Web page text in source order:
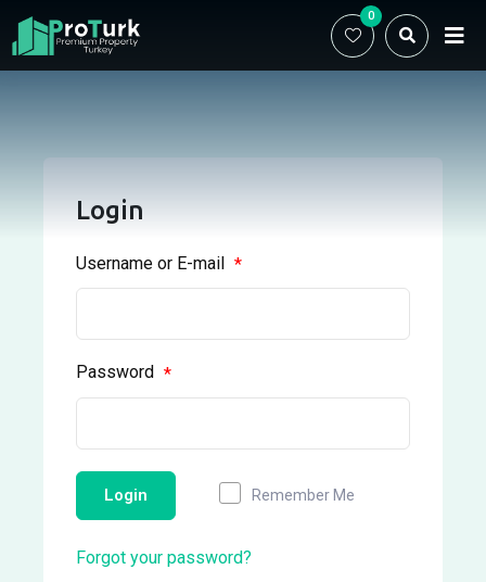
Skip
to
0
Login
Username or E-mail *
Password *
Login Remember Me
Forgot your password?